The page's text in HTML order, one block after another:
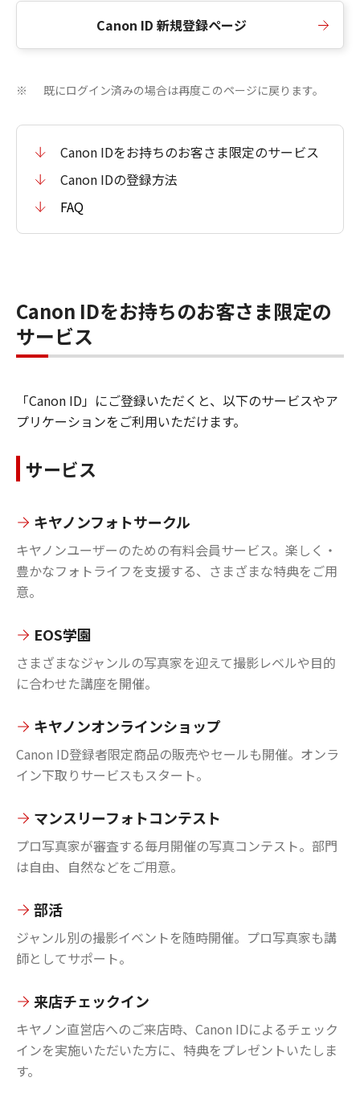
Canon ID 新規登録ページ
※ 既にログイン済みの場合は再度このページに戻ります。
Canon IDをお持ちのお客さま限定のサービス
Canon IDの登録方法
FAQ
Canon IDをお持ちのお客さま限定の
サービス
「Canon ID」にご登録いただくと、以下のサービスやア
プリケーションをご利用いただけます。
サービス
キヤノンフォトサークル
キヤノンユーザーのための有料会員サービス。楽しく・
豊かなフォトライフを支援する、さまざまな特典をご用
意。
EOS学園
さまざまなジャンルの写真家を迎えて撮影レベルや目的
に合わせた講座を開催。
キヤノンオンラインショップ
Canon ID登録者限定商品の販売やセールも開催。オンラ
イン下取りサービスもスタート。
マンスリーフォトコンテスト
プロ写真家が審査する毎月開催の写真コンテスト。部門
は自由、自然などをご用意。
部活
ジャンル別の撮影イベントを随時開催。プロ写真家も講
師としてサポート。
来店チェックイン
キヤノン直営店へのご来店時、Canon IDによるチェック
インを実施いただいた方に、特典をプレゼントいたしま
す。